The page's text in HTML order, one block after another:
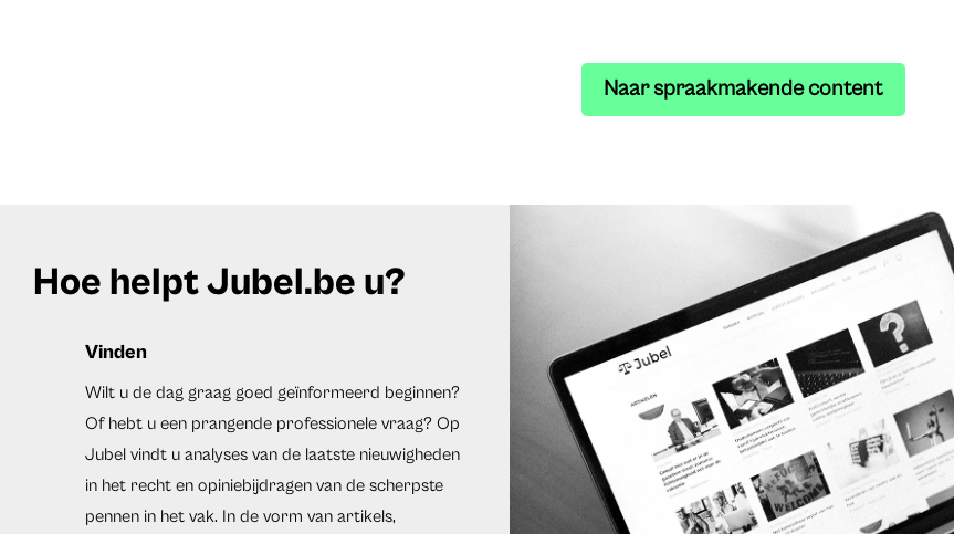
Naar spraakmakende content
Hoe helpt Jubel.be u?
Vinden
Wilt u de dag graag goed geïnformeerd beginnen?
Of hebt u een prangende professionele vraag? Op
Jubel vindt u analyses van de laatste nieuwigheden
in het recht en opiniebijdragen van de scherpste
pennen in het vak. In de vorm van artikels,